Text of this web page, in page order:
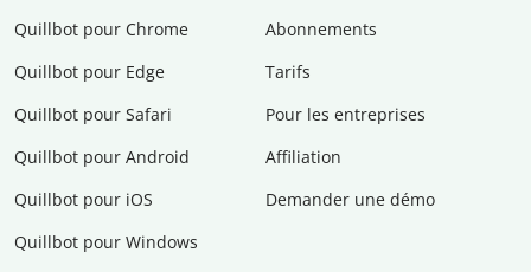
Quillbot pour Chrome
Quillbot pour Edge
Quillbot pour Safari
Quillbot pour Android
Quillbot pour iOS
Quillbot pour Windows
Abonnements
Tarifs
Pour les entreprises
Affiliation
Demander une démo